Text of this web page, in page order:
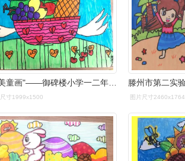
"最美童画"——御碑楼小学一二年级优秀美术作品期末展示
尺寸1999x1500 图片尺寸2460x1764